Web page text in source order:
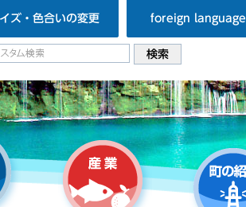
ズ・色合いの変更 foreign language